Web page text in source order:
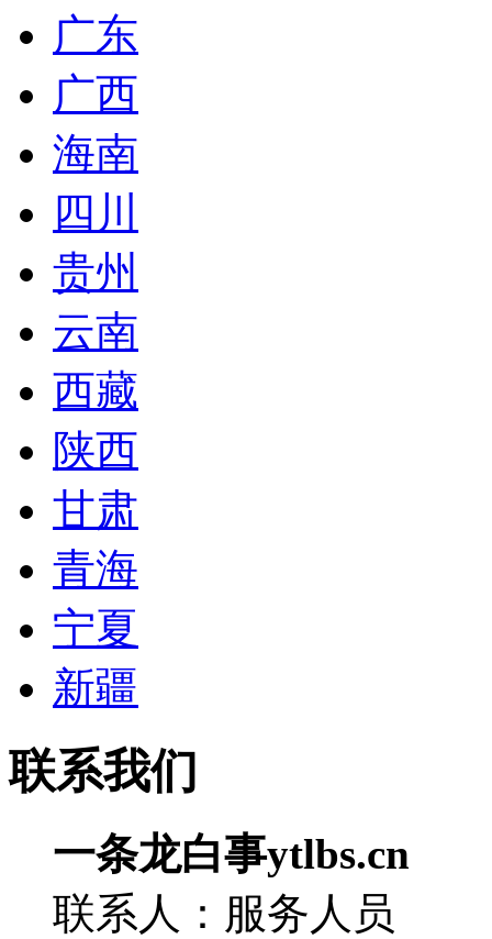
广东
广西
海南
四川
贵州
云南
西藏
陕西
甘肃
青海
宁夏
新疆
联系我们
一条龙白事ytlbs.cn
联系人：服务人员